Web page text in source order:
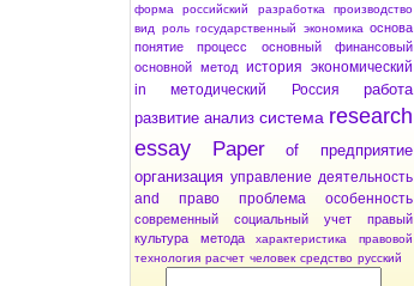
форма российский разработка
производство
вид
роль государственный экономика основа
понятие
процесс основный
финансовый
основной метод история экономический
in
методический Россия
работа
развитие анализ система research
essay
Paper of
предприятие
организация управление деятельность
and
право проблема особенность
современный социальный учет
правый
культура
метода характеристика
правовой
технология расчет человек средство русский